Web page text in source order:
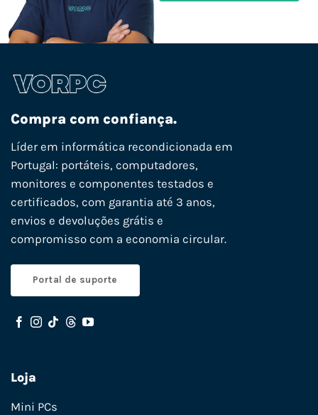
Compra com confiança.
Líder em informática recondicionada em
Portugal: portáteis, computadores,
monitores e componentes testados e
certificados, com garantia até 3 anos,
envios e devoluções grátis e
compromisso com a economia circular.
Portal de suporte
Loja
Mini PCs